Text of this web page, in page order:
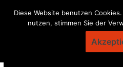
SkipDiese Website benutzen
nutzen, stimmen Sie der